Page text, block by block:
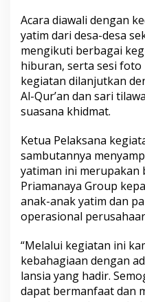
Acara diawali dengan
yatim dari desa-desa
mengikuti berbagai
hiburan, serta sesi foto
kegiatan dilanjutkan
Al-Qur’an dan sari
suasana khidmat.
Ketua Pelaksana
sambutannya
yatiman ini merupakan
Priamanaya Group
anak-anak yatim dan
operasional
“Melalui kegiatan ini
kebahagiaan dengan
lansia yang hadir.
dapat bermanfaat dan